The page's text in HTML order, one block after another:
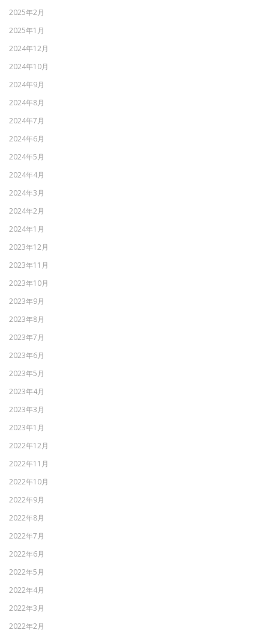
2025年2月
2025年1月
2024年12月
2024年10月
2024年9月
2024年8月
2024年7月
2024年6月
2024年5月
2024年4月
2024年3月
2024年2月
2024年1月
2023年12月
2023年11月
2023年10月
2023年9月
2023年8月
2023年7月
2023年6月
2023年5月
2023年4月
2023年3月
2023年1月
2022年12月
2022年11月
2022年10月
2022年9月
2022年8月
2022年7月
2022年6月
2022年5月
2022年4月
2022年3月
2022年2月